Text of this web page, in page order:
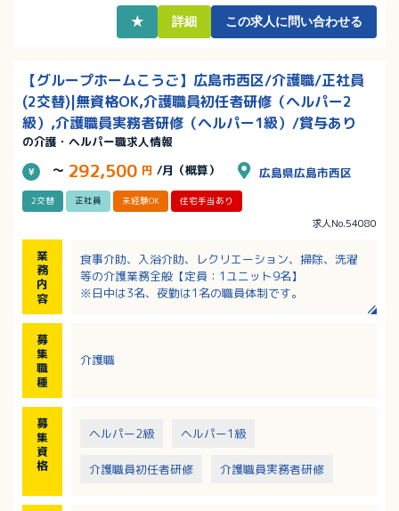
・扶養手当はお子様が大学生になられるまで！
・食事は1日150円で食べることができます！
★ 詳細 この求人に問い合わせる
【グループホームこうご】広島市西区/介護職/正社員
(2交替)|無資格OK,介護職員初任者研修（ヘルパー2
級）,介護職員実務者研修（ヘルパー1級）/賞与あり
の介護・ヘルパー職求人情報
～ 292,500 円 /月（概算） 広島県広島市西区
2交替 正社員 未経験OK 住宅手当あり
求人No.54080
業
務
内
容
食事介助、入浴介助、レクリエーション、掃除、洗濯
等の介護業務全般【定員：1ユニット9名】
※日中は3名、夜勤は1名の職員体制です。
募
集
職
種
介護職
募
集
資
格
ヘルパー2級 ヘルパー1級
介護職員初任者研修 介護職員実務者研修